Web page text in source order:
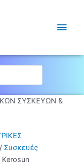
/ Συσκευές
ΣΥΣΚΕΥΩΝ &